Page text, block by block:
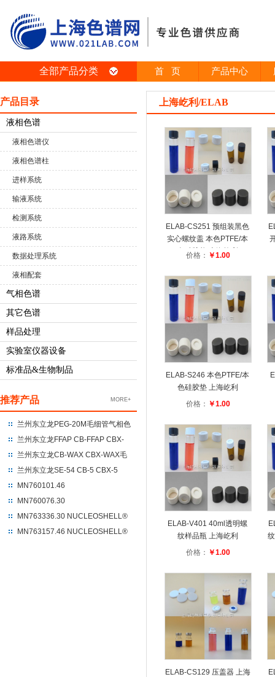
首 页 产品中心
全部产品分类
产品目录
液相色谱
液相色谱仪
液相色谱柱
进样系统
输液系统
检测系统
液路系统
数据处理系统
液相配套
气相色谱
其它色谱
样品处理
实验室仪器设备
标准品&生物制品
推荐产品 MORE+
兰州东立龙PEG-20M毛细管气相色
谱柱 聚乙二醇-20M
兰州东立龙FFAP CB-FFAP CBX-
FFAP毛细管气相色谱柱 100%硝基
兰州东立龙CB-WAX CBX-WAX毛
细管气相色谱柱 100%聚乙二醇
兰州东立龙SE-54 CB-5 CBX-5
CBX-5ms毛细管气相色谱柱 %苯
MN760101.46
NUCLEODUR®C18 Gravity
MN760076.30
NUCLEODUR®C18 Gravity
MN763336.30 NUCLEOSHELL®
HILIC 150*3.0*2.7
MN763157.46 NUCLEOSHELL®
上海屹利/ELAB
ELAB-CS251 预组装黑色
实心螺纹盖 本色PTFE/本
色硅胶垫 上海屹利
价格： ￥1.00
ELAB-S246 本色PTFE/本
色硅胶垫 上海屹利
价格： ￥1.00
ELAB-V401 40ml透明螺
纹样品瓶 上海屹利
价格： ￥1.00
ELAB-CS129 压盖器 上海